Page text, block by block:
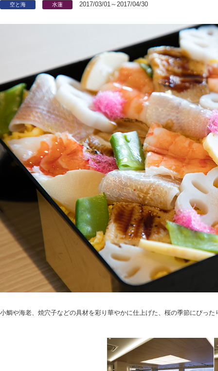
空と海 水蓮 2017/03/01～2017/04/30
小鯛や海老、焼穴子などの具材を彩り華やかに仕上げた、桜の季節にぴっ